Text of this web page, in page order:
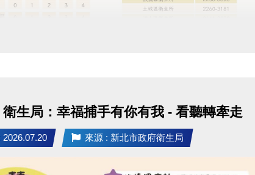
通過前10名：[安湧] 雙層防水袋 1個
通過前20名：[安湧] 沐浴乳 1瓶
通過前30名：[新店運中] 貴賓券3張 (使用期限2個月)
衛生局：幸福捕手有你有我 - 看聽轉牽走
來源 : 新北市政府衛生局